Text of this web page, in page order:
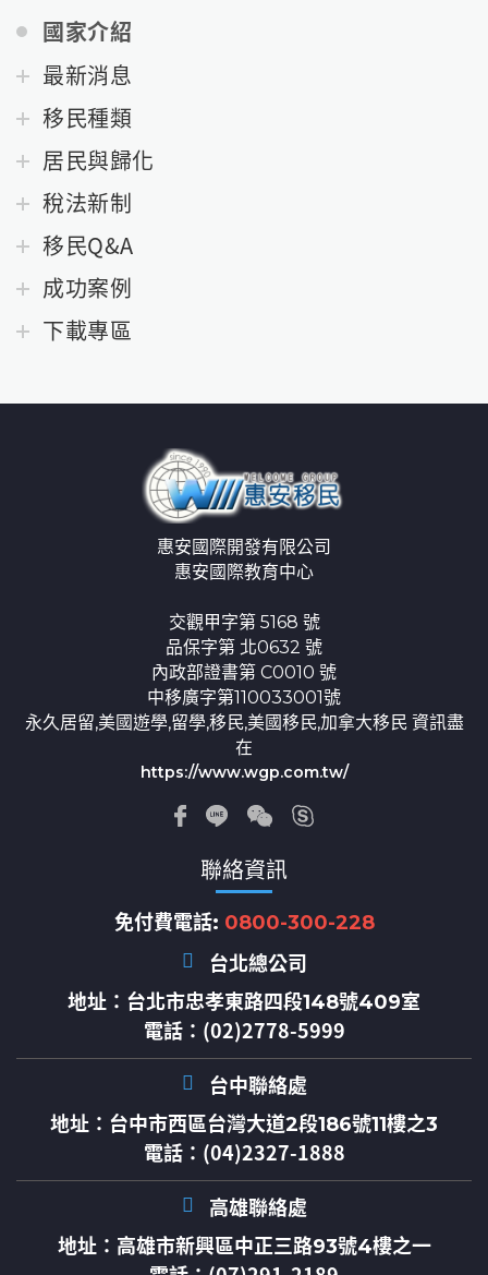
國家介紹
最新消息
移民種類
居民與歸化
稅法新制
移民Q&A
成功案例
下載專區
惠安國際開發有限公司
惠安國際教育中心
交觀甲字第 5168 號
品保字第 北0632 號
內政部證書第 C0010 號
中移廣字第110033001號
永久居留,美國遊學,留學,移民,美國移民,加拿大移民 資訊盡
在
https://www.wgp.com.tw/
聯絡資訊
免付費電話: 0800-300-228
台北總公司
地址： 台北市忠孝東路四段148號409室
電話：(02)2778-5999
台中聯絡處
地址： 台中市西區台灣大道2段186號11樓之3
電話：(04)2327-1888
高雄聯絡處
地址： 高雄市新興區中正三路93號4樓之一